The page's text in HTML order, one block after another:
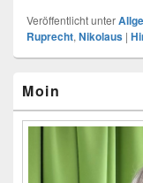
Veröffentlicht unter
Ruprecht,Nikolaus |
Seitenleisten-
Widgetbereich
Moin